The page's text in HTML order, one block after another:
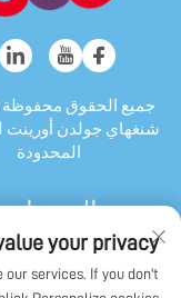
جميع الحقوق
شنغهاي جولدن أورينت
المحدودة
المنتجات
آلة الحلوى
جهاز شوكولاتة
your privacy
services. If you don't